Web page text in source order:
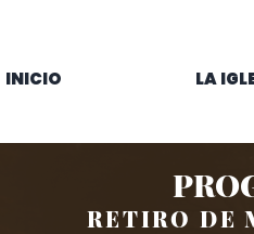
INICIO LA
RETIRO DE